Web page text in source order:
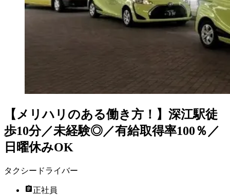
【メリハリのある働き方！】深江駅徒
歩10分／未経験◎／有給取得率100％／
日曜休みOK
タクシードライバー
正社員